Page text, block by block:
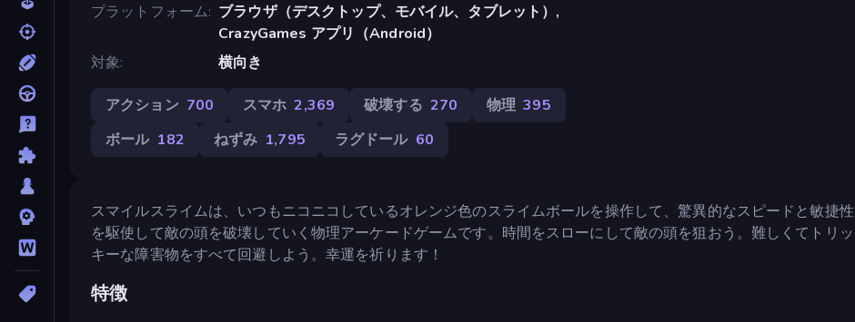
プラットフォーム ブラウザ（デスクトップ、モバイル、タブレット）,
CrazyGames アプリ（Android）
対象
横向き
アクション 700 スマホ 2,369 破壊する 270 物理 395
ボール 182 ねずみ 1,795 ラグドール 60
スマイルスライムは、いつもニコニコしているオレンジ色のスライムボールを操作して、驚異的なスピードと敏捷性
を駆使して敵の頭を破壊していく物理アーケードゲームです。時間をスローにして敵の頭を狙おう。難しくてトリッ
キーな障害物をすべて回避しよう。幸運を祈ります！
特徴